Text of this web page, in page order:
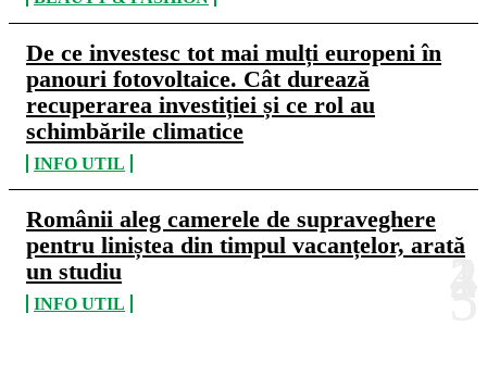
De ce investesc tot mai mulți europeni în
panouri fotovoltaice. Cât durează
recuperarea investiției și ce rol au
schimbările climatice
INFO UTIL
Românii aleg camerele de supraveghere
pentru liniștea din timpul vacanțelor, arată
un studiu
INFO UTIL